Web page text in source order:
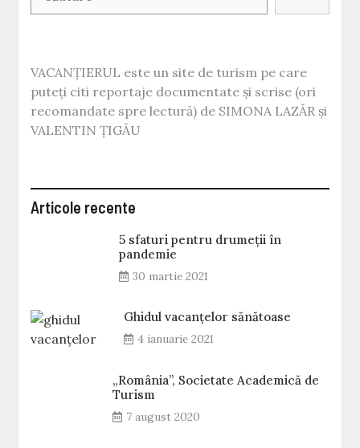
VACANȚIERUL este un site de turism pe care
puteți citi reportaje documentate și scrise (ori
recomandate spre lectură) de SIMONA LAZĂR și
VALENTIN ȚIGĂU
Articole recente
5 sfaturi pentru drumeții în
pandemie
30 martie 2021
Ghidul vacanțelor sănătoase
4 ianuarie 2021
„România”, Societate Academică de
Turism
7 august 2020